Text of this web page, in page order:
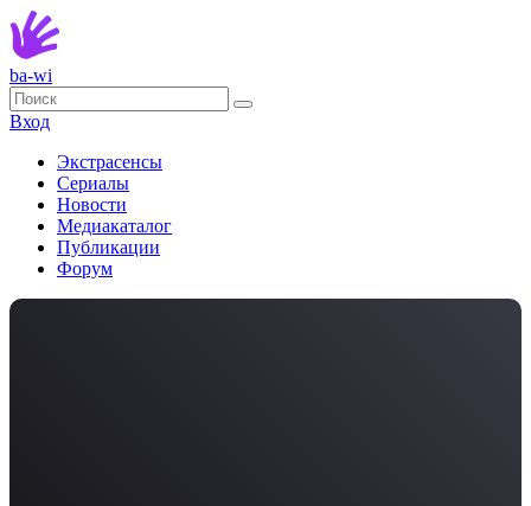
ba-wi
Вход
Экстрасенсы
Сериалы
Новости
Медиакаталог
Публикации
Форум